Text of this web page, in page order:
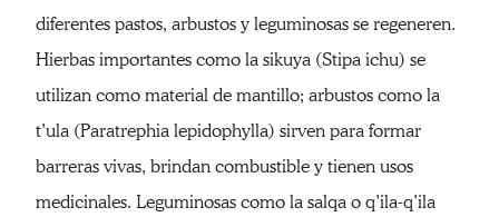
diferentes pastos, arbustos y leguminosas se regeneren.
Hierbas importantes como la sikuya (Stipa ichu) se
utilizan como material de mantillo; arbustos como la
t’ula (Paratrephia lepidophylla) sirven para formar
barreras vivas, brindan combustible y tienen usos
medicinales. Leguminosas como la salqa o q’ila-q’ila